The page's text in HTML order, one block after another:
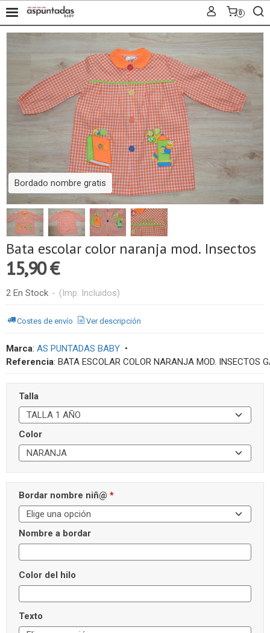
0
Bordado nombre gratis
Bata escolar color naranja mod. Insectos
15,90 €
2 En Stock - (Imp. Incluidos)
Costes de envío Ver descripción
Marca: AS PUNTADAS BABY •
Referencia: BATA ESCOLAR COLOR NARANJA MOD. INSECTOS
Talla
Color
Bordar nombre niñ@ *
Nombre a bordar
Color del hilo
Texto